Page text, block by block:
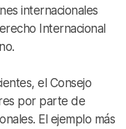
internacionales
Internacional
el Consejo
por parte de
El ejemplo más